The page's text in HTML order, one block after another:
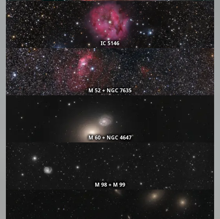
IC 5146
M 52 + NGC 7635
M 60 + NGC 4647
M 98 + M 99